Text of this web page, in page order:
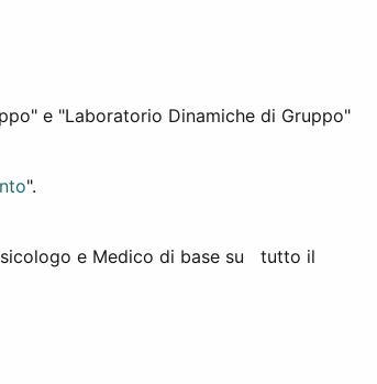
e "Laboratorio Dinamiche di Gruppo"
".
e Medico di base su tutto il